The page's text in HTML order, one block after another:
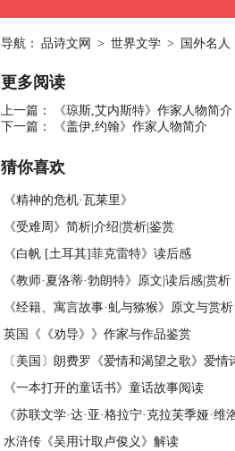
导航： 品诗文网 > 世界文学 > 国外名人
更多阅读
上一篇：
《琼斯,艾内斯特》作家人物简介
下一篇：
《盖伊,约翰》作家人物简介
猜你喜欢
《精神的危机·瓦莱里》
《受难周》简析|介绍|赏析|鉴赏
《白帆 [土耳其]菲克雷特》读后感
《教师·夏洛蒂·勃朗特》原文|读后感|赏析
《经籍、寓言故事·虬与猕猴》原文与赏析
英国《《劝导》》作家与作品鉴赏
《一本打开的童话书》童话故事阅读
水浒传《吴用计取卢俊义》解读